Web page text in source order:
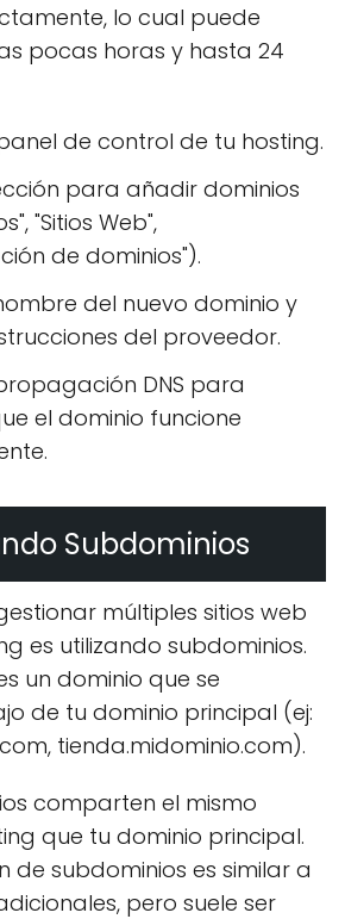
lo cual puede
pocas horas y hasta 24
de control de tu hosting.
para añadir dominios
"Sitios Web",
de dominios").
del nuevo dominio y
del proveedor.
DNS para
el dominio funcione
Subdominios
múltiples sitios web
es utilizando subdominios.
un dominio que se
de tu dominio principal (ej:
tienda.midominio.com).
comparten el mismo
que tu dominio principal.
de subdominios es similar a
pero suele ser